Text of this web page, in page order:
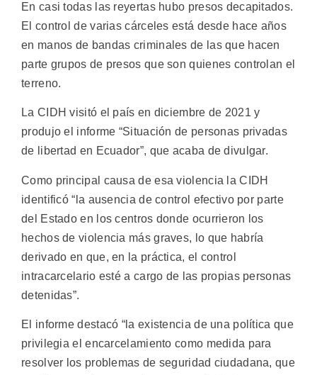
En casi todas las reyertas hubo presos decapitados.
El control de varias cárceles está desde hace años
en manos de bandas criminales de las que hacen
parte grupos de presos que son quienes controlan el
terreno.
La CIDH visitó el país en diciembre de 2021 y
produjo el informe “Situación de personas privadas
de libertad en Ecuador”, que acaba de divulgar.
Como principal causa de esa violencia la CIDH
identificó “la ausencia de control efectivo por parte
del Estado en los centros donde ocurrieron los
hechos de violencia más graves, lo que habría
derivado en que, en la práctica, el control
intracarcelario esté a cargo de las propias personas
detenidas”.
El informe destacó “la existencia de una política que
privilegia el encarcelamiento como medida para
resolver los problemas de seguridad ciudadana, que